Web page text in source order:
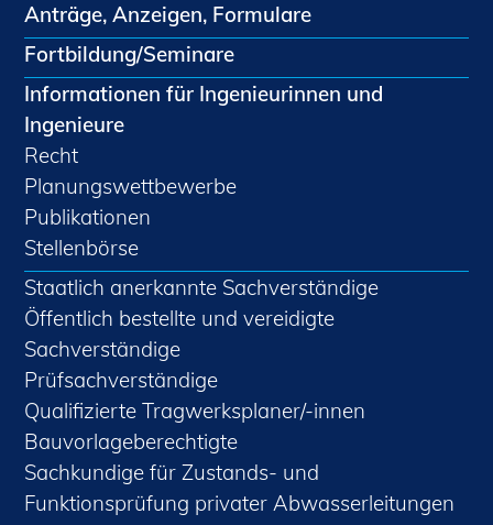
Anträge, Anzeigen, Formulare
Fortbildung/Seminare
Informationen für Ingenieurinnen und
Ingenieure
Recht
Planungswettbewerbe
Publikationen
Stellenbörse
Staatlich anerkannte Sachverständige
Öffentlich bestellte und vereidigte
Sachverständige
Prüfsachverständige
Qualifizierte Tragwerksplaner/-innen
Bauvorlageberechtigte
Sachkundige für Zustands- und
Funktionsprüfung privater Abwasserleitungen